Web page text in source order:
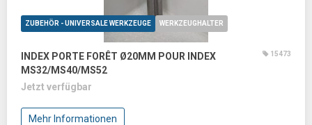
ZUBEHÖR - UNIVERSALE WERKZEUGE WERKZEUGHALTER
INDEX PORTE FORÊT Ø20MM POUR INDEX
MS32/MS40/MS52
15473
Jetzt verfügbar
Mehr Informationen